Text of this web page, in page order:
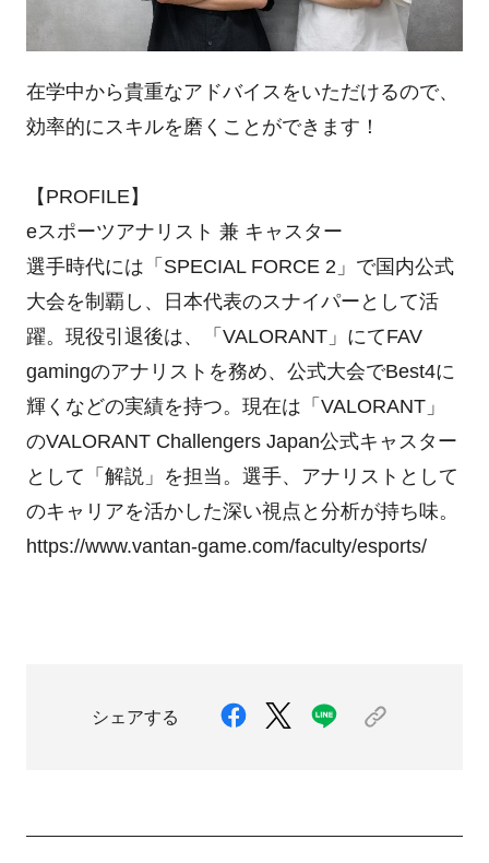
在学中から貴重なアドバイスをいただけるので、
効率的にスキルを磨くことができます！
【PROFILE】
eスポーツアナリスト 兼 キャスター
選手時代には「SPECIAL FORCE 2」で国内公式
大会を制覇し、日本代表のスナイパーとして活
躍。現役引退後は、「VALORANT」にてFAV
gamingのアナリストを務め、公式大会でBest4に
輝くなどの実績を持つ。現在は「VALORANT」
のVALORANT Challengers Japan公式キャスター
として「解説」を担当。選手、アナリストとして
のキャリアを活かした深い視点と分析が持ち味。
https://www.vantan-game.com/faculty/esports/
シェアする